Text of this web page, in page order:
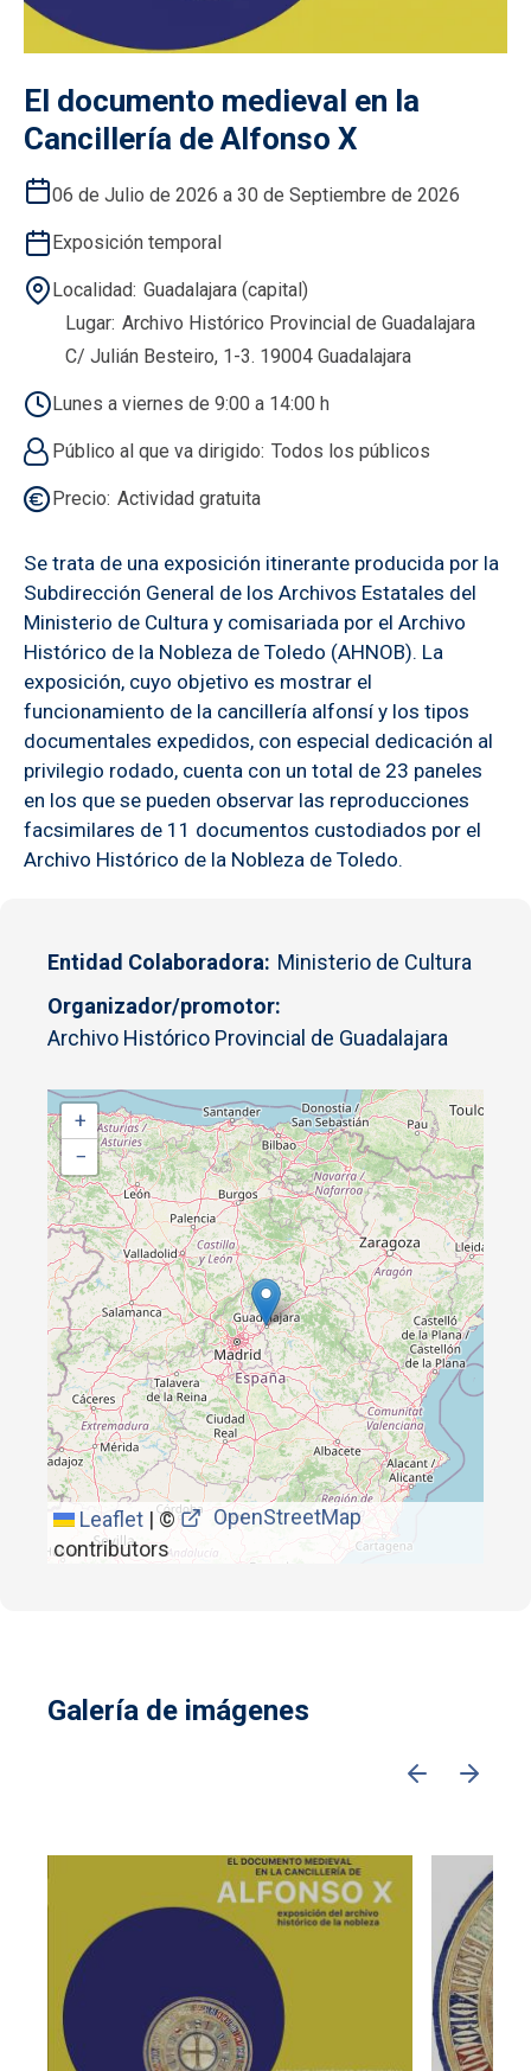
El documento medieval en la
Cancillería de Alfonso X
06 de Julio de 2026 a 30 de Septiembre de 2026
Exposición temporal
Localidad Guadalajara (capital)
Lugar Archivo Histórico Provincial de Guadalajara
C/ Julián Besteiro, 1-3. 19004 Guadalajara
Lunes a viernes de 9:00 a 14:00 h
Público al que va dirigido Todos los públicos
Precio Actividad gratuita
Se trata de una exposición itinerante producida por la
Subdirección General de los Archivos Estatales del
Ministerio de Cultura y comisariada por el Archivo
Histórico de la Nobleza de Toledo (AHNOB). La
exposición, cuyo objetivo es mostrar el
funcionamiento de la cancillería alfonsí y los tipos
documentales expedidos, con especial dedicación al
privilegio rodado, cuenta con un total de 23 paneles
en los que se pueden observar las reproducciones
facsimilares de 11 documentos custodiados por el
Archivo Histórico de la Nobleza de Toledo.
Entidad Colaboradora
Ministerio de Cultura
Organizador/promotor
Archivo Histórico Provincial de Guadalajara
+
−
Leaflet |©
OpenStreetMap
contributors
Galería de imágenes